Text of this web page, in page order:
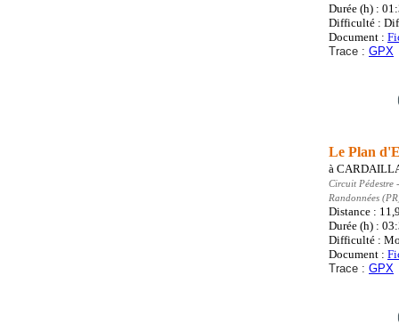
Durée (h) :
Difficulté :
Document :
Trace : GPX
Le Plan
à
Circuit Pédestre
Randonnées
Distance :
Durée (h) :
Difficulté :
Document :
Trace : GPX